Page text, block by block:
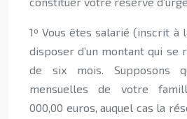
1º Vous êtes salarié (inscrit à
disposer d’un montant qui se
de six mois. Supposons
mensuelles de votre
000,00 euros, auquel cas la